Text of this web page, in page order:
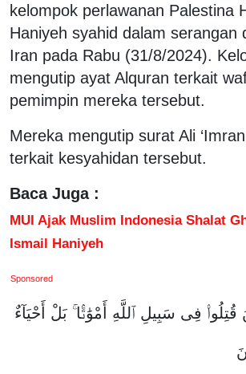
kelompok perlawanan Palestina
Haniyeh syahid dalam serangan
Iran pada Rabu (31/8/2024).
mengutip ayat Alquran terkait
pemimpin mereka tersebut.
Mereka mengutip surat Ali
terkait kesyahidan tersebut.
Baca Juga :
MUI Ajak Muslim Indonesia Shalat
Ismail Haniyeh
Sponsored
فِى سَبِيلِ ٱللَّهِ أَمْوَٰتًۢا ۚ بَلْ أَحْيَآءٌ